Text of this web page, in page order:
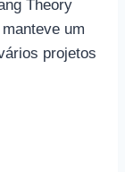
Theory
um
projetos